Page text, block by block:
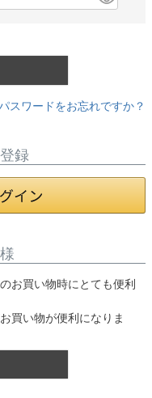
スワードをお忘れですか？
録
お買い物時にとても便利
買い物が便利になりま